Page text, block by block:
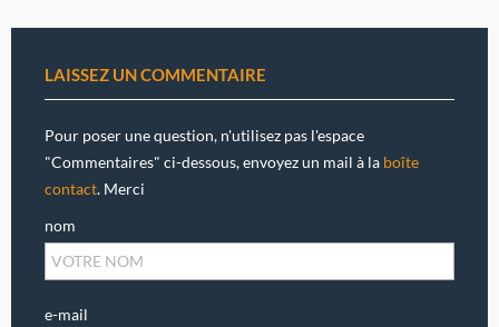
LAISSEZ UN COMMENTAIRE
Pour poser une question, n'utilisez pas l'espace
"Commentaires" ci-dessous, envoyez un mail à la boîte
contact. Merci
nom
e-mail